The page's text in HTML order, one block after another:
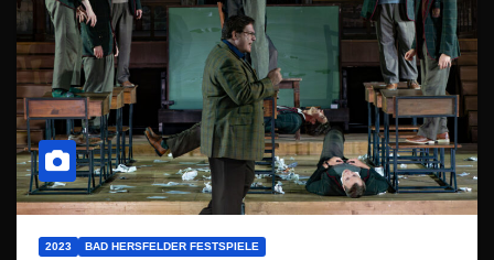
2023 BAD HERSFELDER FESTSPIELE